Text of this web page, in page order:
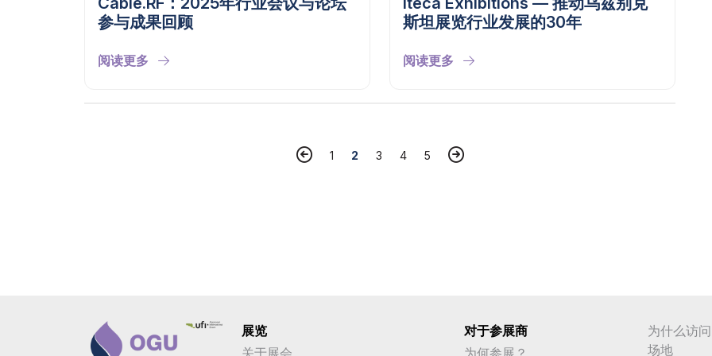
参与成果回顾
阅读更多
斯坦展览行业发展的30年
阅读更多
1 2 3 4 5
展览
关于展会
对于参展商
为何参展？
为什么访问
场地